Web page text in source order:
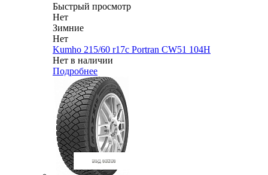
Быстрый просмотр
Нет
Зимние
Нет
Kumho 215/60 r17c Portran CW51 104H
Нет в наличии
Подробнее